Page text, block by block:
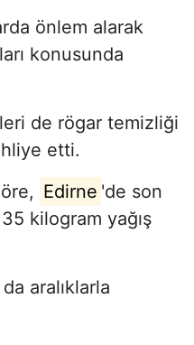
önlem alarak
konusunda
de rögar temizliği
etti.
Edirne 'de son
kilogram yağış
aralıklarla